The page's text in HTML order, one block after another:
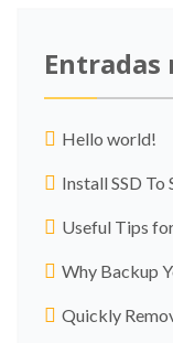
Entradas
Hello world!
Install SSD To
Useful Tips
Why Backup
Quickly